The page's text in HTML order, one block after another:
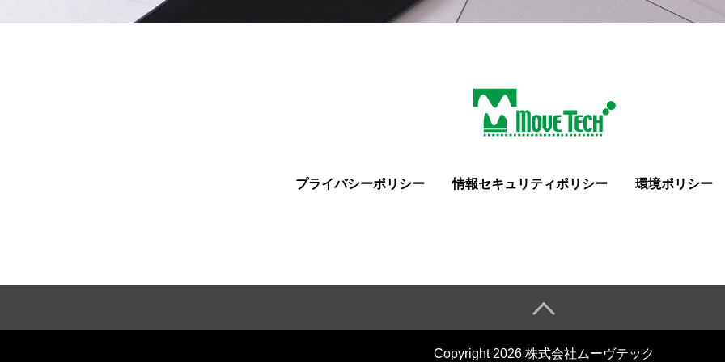
プライバシーポリシー 情報セキュリティポリシー 環境ポリシー
Copyright 2026 株式会社ムーヴテック